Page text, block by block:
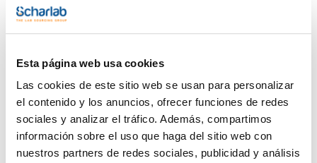
Esta página web usa cookies
Las cookies de este sitio web se usan para personalizar
el contenido y los anuncios, ofrecer funciones de redes
sociales y analizar el tráfico. Además, compartimos
información sobre el uso que haga del sitio web con
nuestros partners de redes sociales, publicidad y análisis
CAS
Disolvente
Acetonitrile
Envase
Ampoule
Volumen
1 mL
Conc.
100 ug/ml
CAS
[51218-45-2]